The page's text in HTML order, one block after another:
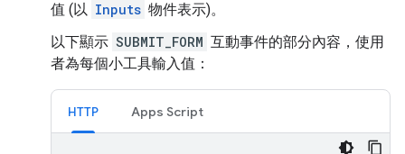
值 (以 Inputs 物件表示)。
以下顯示 SUBMIT_FORM 互動事件的部分內容，使用
者為每個小工具輸入值：
HTTP Apps Script